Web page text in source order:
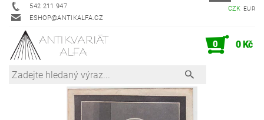
542 211 947
ESHOP@ANTIKALFA.CZ
CZK EUR
0 0 Kč